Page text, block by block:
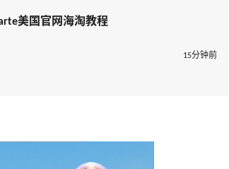
美国官网海淘教程
15分钟前